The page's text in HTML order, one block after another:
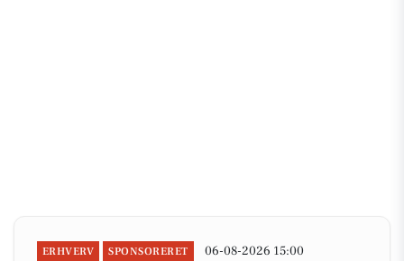
ERHVERV SPONSORERET 06-08-2026 15:00